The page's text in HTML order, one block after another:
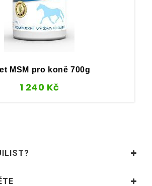
MSM pro koně 700g
1 240 Kč